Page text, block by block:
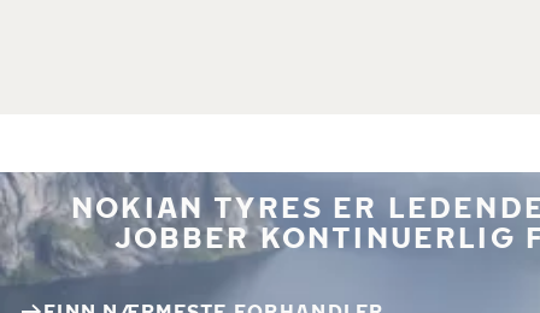
NOKIAN TYRES ER
JOBBER KONTINUERLIG